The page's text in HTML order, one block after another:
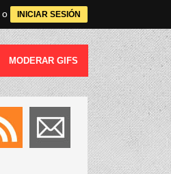
o INICIAR SESIÓN
MODERAR GIFS